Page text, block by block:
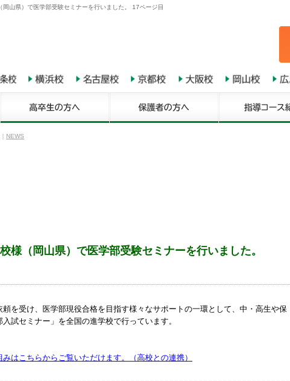
岡山県）で医学部受験セミナーを行いました。 17ページ目
NEWS
様（岡山県）で医学部受験セミナーを行いました。
を受け、医学部現役合格を目指す様々なサポートの一環として、中・高生や保
試セミナー」を全国の進学校で行っています。
はこちらからご覧いただけます。（高校との連携）